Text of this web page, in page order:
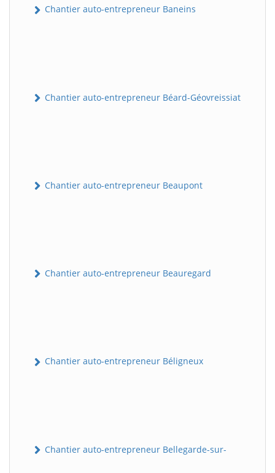
Chantier auto-entrepreneur Baneins
Chantier auto-entrepreneur Béard-Géovreissiat
Chantier auto-entrepreneur Beaupont
Chantier auto-entrepreneur Beauregard
Chantier auto-entrepreneur Béligneux
Chantier auto-entrepreneur Bellegarde-sur-